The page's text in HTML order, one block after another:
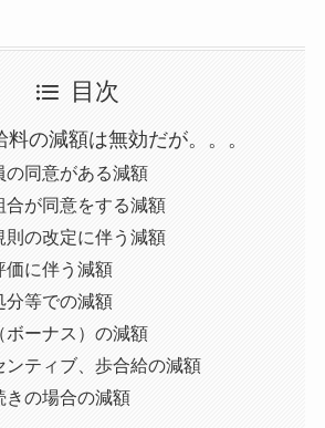
目次
の減額は無効だが。。。
の同意がある減額
合が同意をする減額
則の改定に伴う減額
価に伴う減額
分等での減額
ボーナス）の減額
ンティブ、歩合給の減額
きの場合の減額